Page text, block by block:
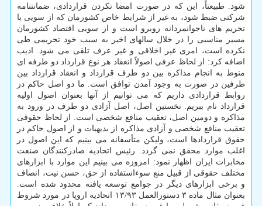
شود. طبیعتاً، این که در صورت امضا نکردن قراردادی، ضمانتنامه
شرکتی ضبط شود، به غیر از شرایط خاص کشورمان که از سویی با
تحریم های ناجوانمردانه روبرو است و از سویی اقتصاد کشورمان
مسیر مناسبی را در خلال سالهای اخیر به سبب خود تحریمی طی
نکرده است، امری غیر اخلاقی و غیر عرف تلقی می شود. ادیب
اضافه کرد: از لحاظ عرفی اصولاً انعقاد هر نوع قرارداد دو طرفه ای
منوط به انجام مذاکره بین دو طرف قرارداد و انعقاد قرارداد بین
طرفین در صورت به وجود آمدن توافق است. ما دو اصل حاکم در
روابط قراردادی داریم که می توانیم از آنها بعنوان اصول اولیه
قرارداد نام ببریم. نخستین اصل، اصل آزادی دو طرف در ورود به
مذاکره و دومین اصل، تعقیب منافع شخصی است. از لحاظ حقوقی
تعقیب منافع شخصی و آزادی مذاکره از بدیهیات و از اصول حاکم در
حقوق قراردادها است، ولیکن متأسفانه می بینیم که این اصول در
اغلب موارد محقق نمی گردد. رئیس اتحادیه صادرکنندگان صنعت
مخابرات ایران اظهار نمود: امروزه می بینیم این موارد با ابزارهای
مختلف حقوقی از قبیل منع سوءاستفاده از حق، حسن نیت، انصاف
و برخی ابزارهای دیگر در جوامع توسعه یافته محدود شده است.
بعنوان مثال ماده ۳ دستورالعمل ۱۳/۹۳ اتحادیه اروپا در مورد شروط